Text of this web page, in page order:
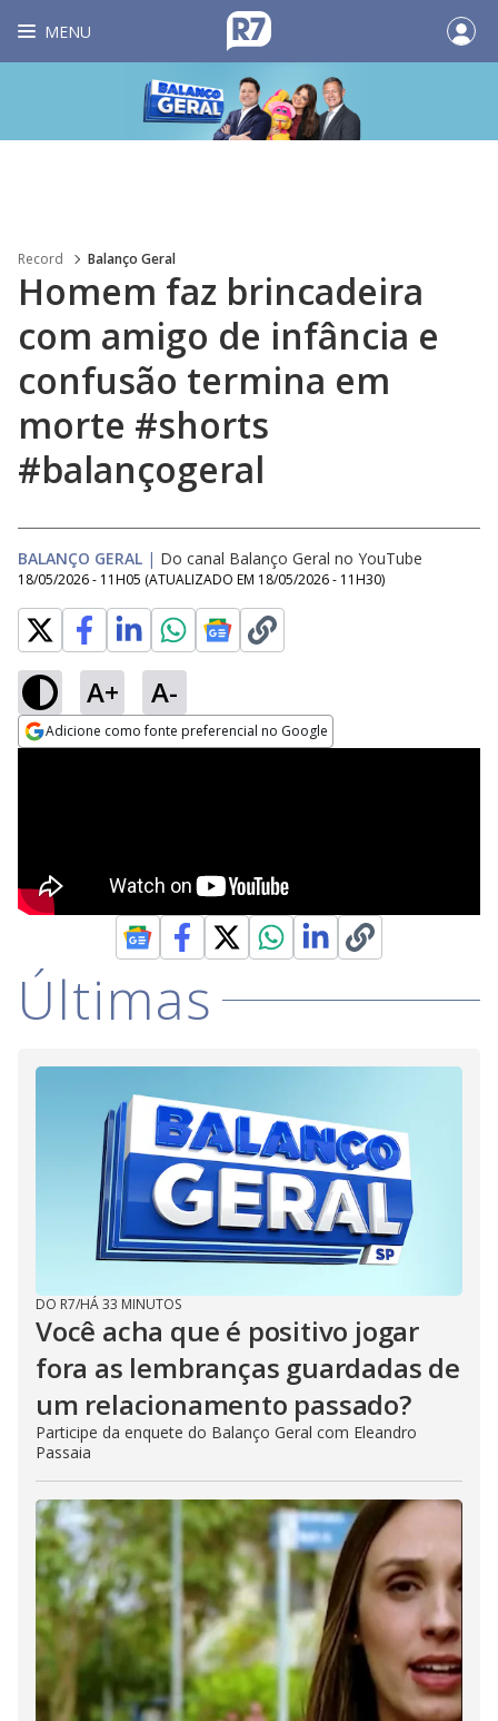
MENU
Record Balanço Geral
Homem faz brincadeira
com amigo de infância e
confusão termina em
morte #shorts
#balançogeral
BALANÇO GERAL | Do canal Balanço Geral no YouTube
18/05/2026 - 11H05 (ATUALIZADO EM 18/05/2026 - 11H30)
A+ A-
Adicione como fonte preferencial no Google
Últimas
DO R7/HÁ 33 MINUTOS
Você acha que é positivo jogar
fora as lembranças guardadas de
um relacionamento passado?
Participe da enquete do Balanço Geral com Eleandro
Passaia